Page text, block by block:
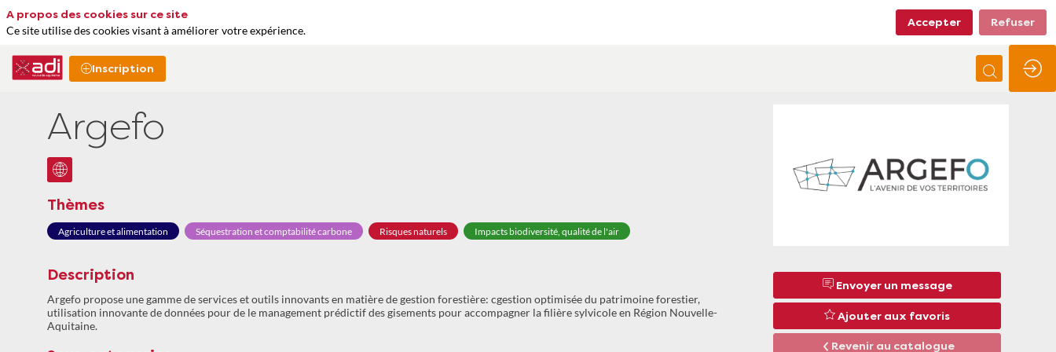
Inscription
Argefo
Thèmes
Agriculture et alimentation Séquestration et comptabilité carbone Risques naturels Impacts biodiversité, qualité de l'air
Envoyer un message
Ajouter aux favoris
Revenir au catalogue
Description
Argefo propose une gamme de services et outils innovants en matière de gestion forestière: cgestion optimisée du patrimoine forestier,
utilisation innovante de données pour de le management prédictif des gisements pour accompagner la filière sylvicole en Région Nouvelle-
Aquitaine.
A propos des cookies sur ce site
Ce site utilise des cookies visant à améliorer votre expérience.
Accepter Refuser